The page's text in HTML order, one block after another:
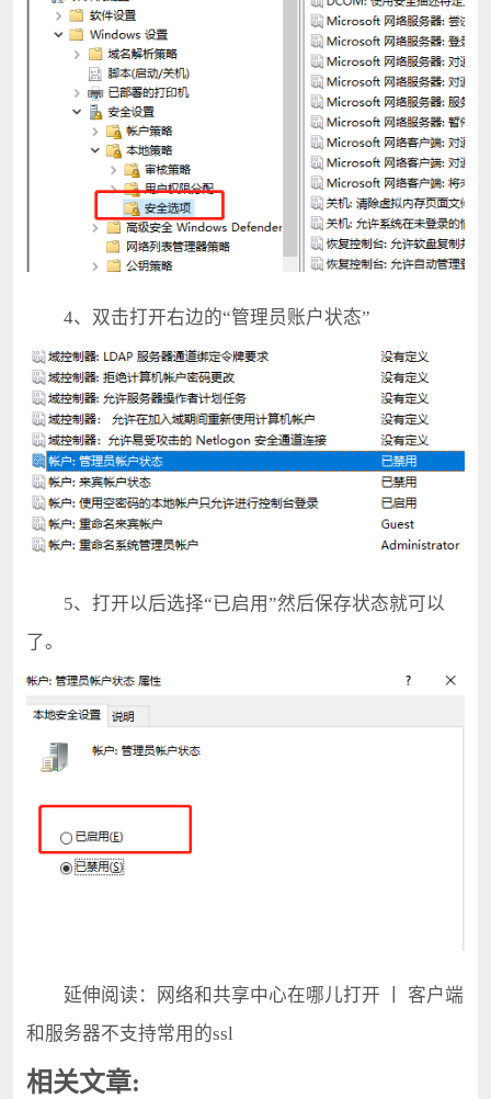
4、双击打开右边的“管理员账户状态”
5、打开以后选择“已启用”然后保存状态就可以
了。
延伸阅读：网络和共享中心在哪儿打开 丨 客户端
和服务器不支持常用的ssl
相关文章: